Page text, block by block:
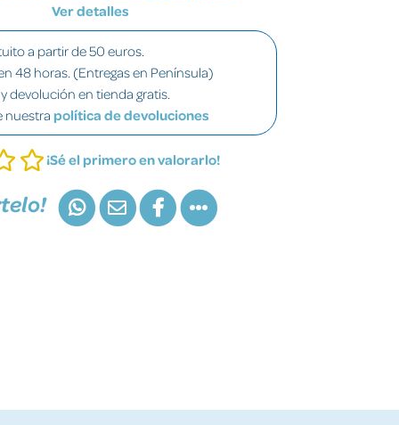
Ver detalles
a partir de 50 euros.
48 horas. (Entregas en Península)
devolución en tienda gratis.
nuestra política de devoluciones
¡Sé el primero en valorarlo!